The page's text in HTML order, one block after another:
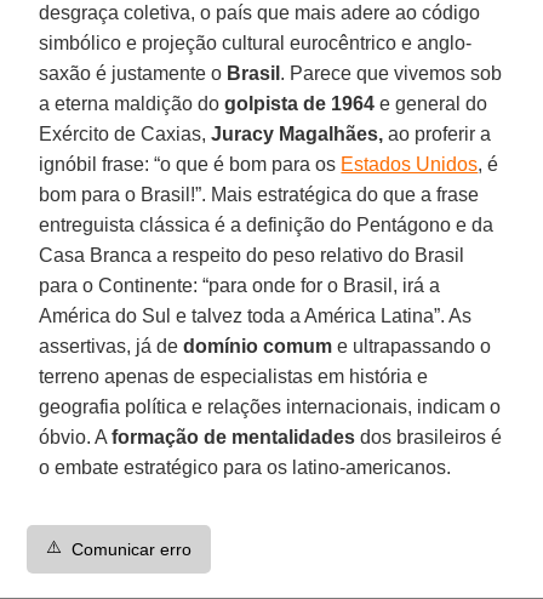
desgraça coletiva, o país que mais adere ao código
simbólico e projeção cultural eurocêntrico e anglo-
saxão é justamente o Brasil . Parece que vivemos sob
a eterna maldição dogolpista de 1964 e general do
Exército de Caxias,Juracy Magalhães, ao proferir a
ignóbil frase: “o que é bom para os Estados Unidos, é
bom para o Brasil!”. Mais estratégica do que a frase
entreguista clássica é a definição do Pentágono e da
Casa Branca a respeito do peso relativo do Brasil
para o Continente: “para onde for o Brasil, irá a
América do Sul e talvez toda a América Latina”. As
assertivas, já dedomínio comum e ultrapassando o
terreno apenas de especialistas em história e
geografia política e relações internacionais, indicam o
óbvio. Aformação de mentalidades dos brasileiros é
o embate estratégico para os latino-americanos.
⚠️ Comunicar erro